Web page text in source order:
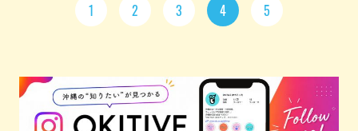
1 2 3 4 5